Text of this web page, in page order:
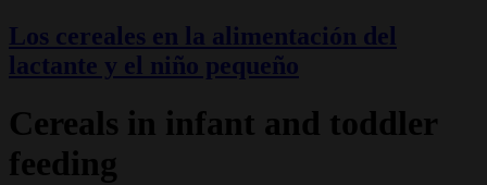
Los cereales en la alimentación del
lactante y el niño pequeño
Cereals in infant and toddler
feeding